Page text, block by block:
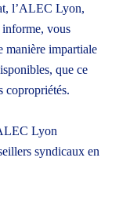
, l’ALEC Lyon,
informe, vous
manière impartiale
que ce
copropriétés.
Lyon
syndicaux en